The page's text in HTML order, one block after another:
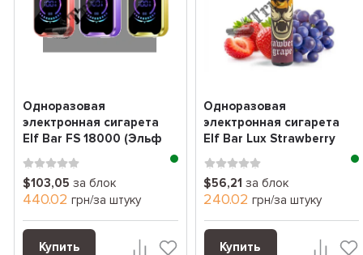
Одноразовая
электронная сигарета
Elf Bar FS 18000 (Эльф
бар 18000 Затяжек) блок
$103,05 за блок
440.02 грн/за штуку
Купить
Одноразовая
электронная сигарета
Elf Bar Lux Strawberry
grape (клубника виног...
$56,21 за блок
240.02 грн/за штуку
Купить